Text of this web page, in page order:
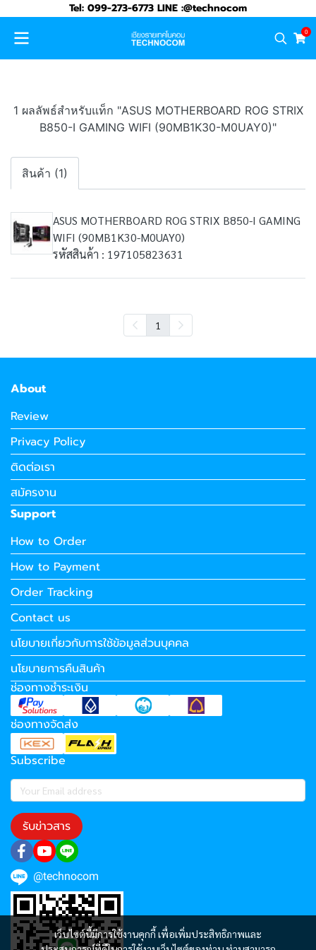
Tel: 099-273-6773 LINE :@technocom
0
1 ผลลัพธ์สำหรับแท็ก "ASUS MOTHERBOARD ROG STRIX
B850-I GAMING WIFI (90MB1K30-M0UAY0)"
สินค้า (1)
ASUS MOTHERBOARD ROG STRIX B850-I GAMING
WIFI (90MB1K30-M0UAY0)
รหัสสินค้า : 197105823631
1
เว็บไซต์นี้มีการใช้งานคุกกี้ เพื่อเพิ่มประสิทธิภาพและ
About
Review
Privacy Policy
ติดต่อเรา
สมัครงาน
Support
How to Order
How to Payment
Order Tracking
Contact us
นโยบายเกี่ยวกับการใช้ข้อมูลส่วนบุคคล
นโยบายการคืนสินค้า
ช่องทางชำระเงิน
ช่องทางจัดส่ง
Subscribe
รับข่าวสาร
@technocom